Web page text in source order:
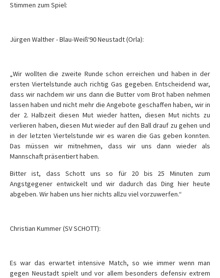
Stimmen zum Spiel:
Jürgen Walther - Blau-Weiß‘90 Neustadt (Orla):
„Wir wollten die zweite Runde schon erreichen und haben in der
ersten Viertelstunde auch richtig Gas gegeben. Entscheidend war,
dass wir nachdem wir uns dann die Butter vom Brot haben nehmen
lassen haben und nicht mehr die Angebote geschaffen haben, wir in
der 2. Halbzeit diesen Mut wieder hatten, diesen Mut nichts zu
verlieren haben, diesen Mut wieder auf den Ball drauf zu gehen und
in der letzten Viertelstunde wir es waren die Gas geben konnten.
Das müssen wir mitnehmen, dass wir uns dann wieder als
Mannschaft präsentiert haben.
Bitter ist, dass Schott uns so für 20 bis 25 Minuten zum
Angstgegener entwickelt und wir dadurch das Ding hier heute
abgeben. Wir haben uns hier nichts allzu viel vorzuwerfen.“
Christian Kummer (SV SCHOTT):
Es war das erwartet intensive Match, so wie immer wenn man
gegen Neustadt spielt und vor allem besonders defensiv extrem